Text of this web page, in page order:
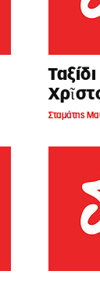
Σταμάτης